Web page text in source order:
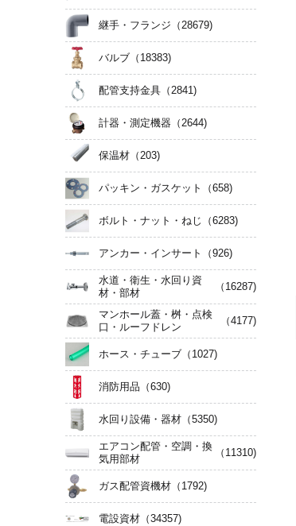
継手・フランジ （28679)
バルブ （18383)
配管支持金具 （2841)
計器・測定機器 （2644)
保温材 （203)
パッキン・ガスケット （658)
ボルト・ナット・ねじ （6283)
アンカー・インサート （926)
水道・衛生・水回り資
材・部材
（16287)
マンホール蓋・桝・点検
口・ルーフドレン
（4177)
ホース・チューブ （1027)
消防用品 （630)
水回り設備・器材 （5350)
エアコン配管・空調・換
気用部材
（11310)
ガス配管資機材 （1792)
電設資材 （34357)